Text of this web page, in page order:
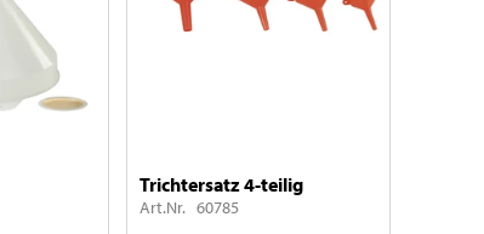
Trichtersatz 4-teilig
Art.Nr. 60785